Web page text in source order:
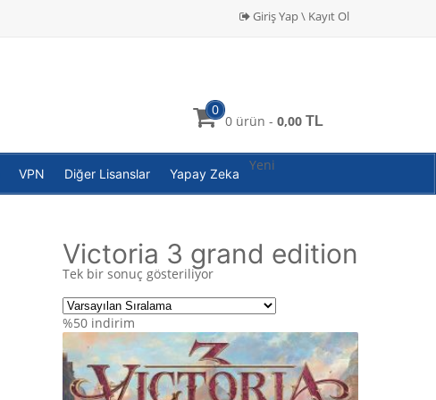
Giriş Yap \ Kayıt Ol
0
0 ürün - 0,00 TL
VPN Diğer Lisanslar Yapay Zeka
Yeni
Victoria 3 grand edition
Tek bir sonuç gösteriliyor
%50 indirim